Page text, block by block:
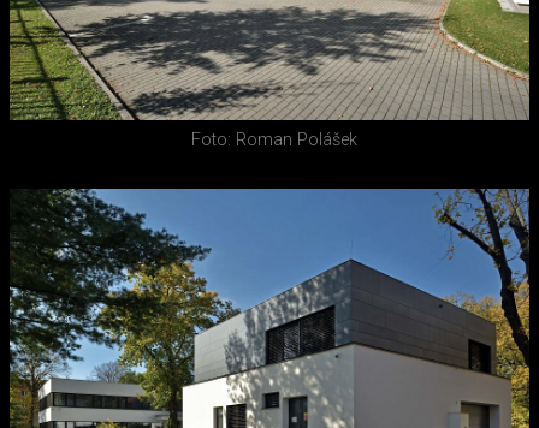
Foto: Roman Polášek